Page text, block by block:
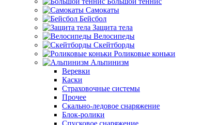
Самокаты
Бейсбол
Защита тела
Велосипеды
Скейтборды
Роликовые коньки
Альпинизм
Веревки
Каски
Страховочные системы
Прочее
Скально-ледовое снаряжение
Блок-ролики
Спусковое снаряжение